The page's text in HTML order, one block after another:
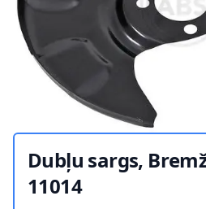
Dubļu sargs,
11014